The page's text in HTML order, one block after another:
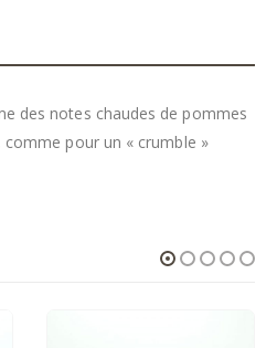
des notes chaudes de pommes
pour un « crumble »